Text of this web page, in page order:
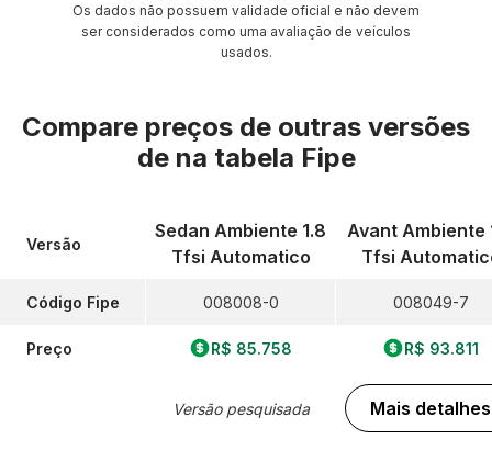
Os dados não possuem validade oficial e não devem
ser considerados como uma avaliação de veículos
usados.
Compare preços de outras versões
de na tabela Fipe
Versão
Código Fipe
Preço
Sedan Ambiente 1.8
Tfsi Automatico
008008-0
R$ 85.758
Versão pesquisada
Avant Ambiente
Tfsi
008049-7
R$ 93.811
Mais detalhes